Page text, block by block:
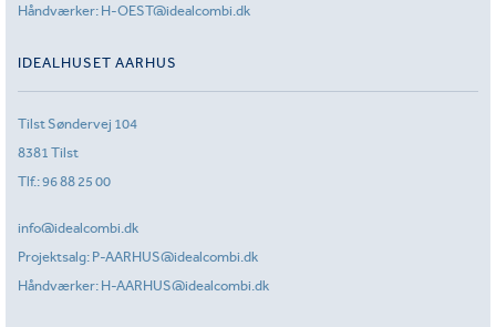
Håndværker: H-OEST@idealcombi.dk
IDEALHUSET AARHUS
Tilst Søndervej 104
8381 Tilst
Tlf.:96 88 25 00
info@idealcombi.dk
Projektsalg: P-AARHUS@idealcombi.dk
Håndværker: H-AARHUS@idealcombi.dk